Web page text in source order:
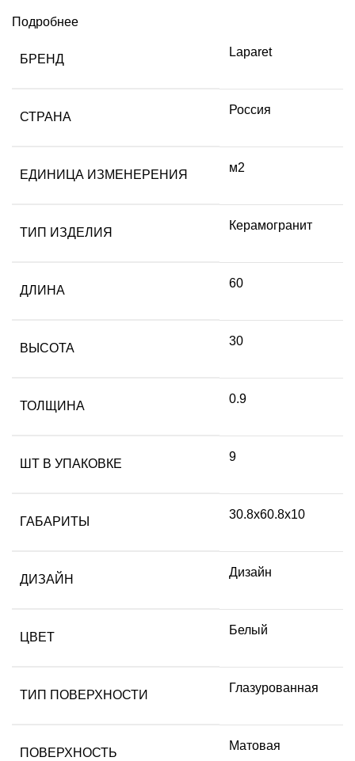
Подробнее
БРЕНД
Laparet
СТРАНА
Россия
ЕДИНИЦА ИЗМЕНЕРЕНИЯ
м2
ТИП ИЗДЕЛИЯ
Керамогранит
ДЛИНА
60
ВЫСОТА
30
ТОЛЩИНА
0.9
ШТ В УПАКОВКЕ
9
ГАБАРИТЫ
30.8х60.8х10
ДИЗАЙН
Дизайн
ЦВЕТ
Белый
ТИП ПОВЕРХНОСТИ
Глазурованная
ПОВЕРХНОСТЬ
Матовая